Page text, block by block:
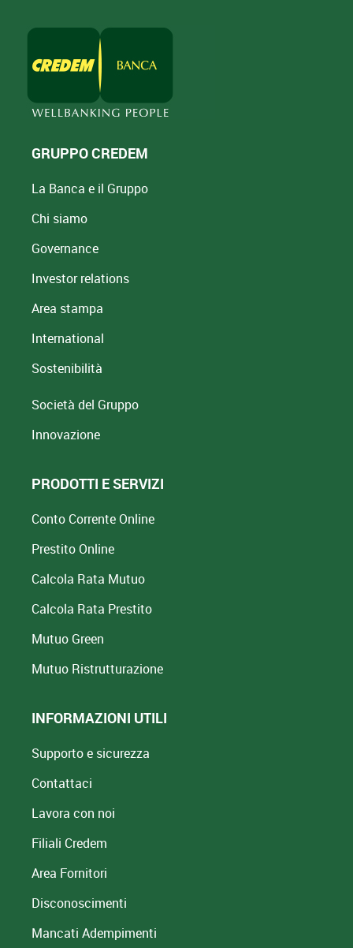
GRUPPO CREDEM
La Banca e il Gruppo
Chi siamo
Governance
Investor relations
Area stampa
International
Sostenibilità
Società del Gruppo
Innovazione
PRODOTTI E SERVIZI
Conto Corrente Online
Prestito Online
Calcola Rata Mutuo
Calcola Rata Prestito
Mutuo Green
Mutuo Ristrutturazione
INFORMAZIONI UTILI
Supporto e sicurezza
Contattaci
Lavora con noi
Filiali Credem
Area Fornitori
Disconoscimenti
Mancati Adempimenti